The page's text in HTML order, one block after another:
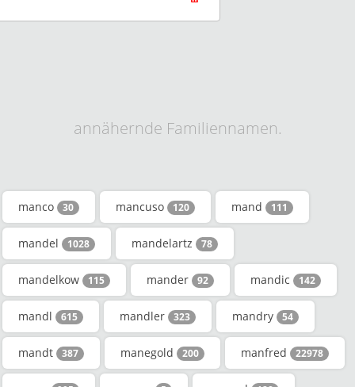
annähernde Familiennamen.
manco 30 mancuso 120 mand 111
mandel 1028 mandelartz 78
mandelkow 115 mander 92 mandic 142
mandl 615 mandler 323 mandry 54
mandt 387 manegold 200 manfred 22978